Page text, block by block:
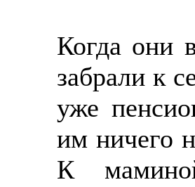
Когда они
забрали к
уже
им ничего
К